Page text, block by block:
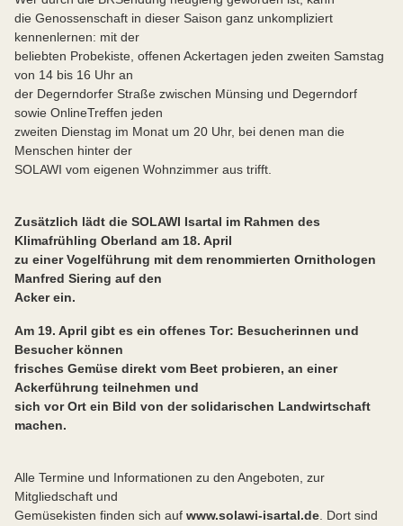
die Genossenschaft in dieser Saison ganz unkompliziert
kennenlernen: mit der
beliebten Probekiste, offenen Ackertagen jeden zweiten Samstag
von 14 bis 16 Uhr an
der Degerndorfer Straße zwischen Münsing und Degerndorf
sowie OnlineTreffen jeden
zweiten Dienstag im Monat um 20 Uhr, bei denen man die
Menschen hinter der
SOLAWI vom eigenen Wohnzimmer aus trifft.
Zusätzlich lädt die SOLAWI Isartal im Rahmen des
Klimafrühling Oberland am 18. April
zu einer Vogelführung mit dem renommierten Ornithologen
Manfred Siering auf den
Acker ein.
Am 19. April gibt es ein offenes Tor: Besucherinnen und
Besucher können
frisches Gemüse direkt vom Beet probieren, an einer
Ackerführung teilnehmen und
sich vor Ort ein Bild von der solidarischen Landwirtschaft
machen.
Alle Termine und Informationen zu den Angeboten, zur
Mitgliedschaft und
Gemüsekisten finden sich auf www.solawi-isartal.de. Dort sind